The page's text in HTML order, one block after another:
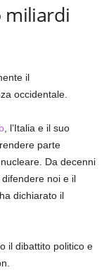
miliardi
il
occidentale.
, l’Italia e il suo
parte
Da decenni
noi e il
dichiarato il
il dibattito politico e